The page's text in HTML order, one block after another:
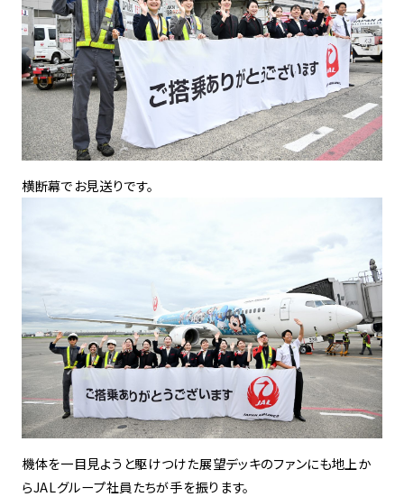
横断幕でお見送りです。
機体を一目見ようと駆けつけた展望デッキのファンにも地上か
らJALグループ社員たちが手を振ります。